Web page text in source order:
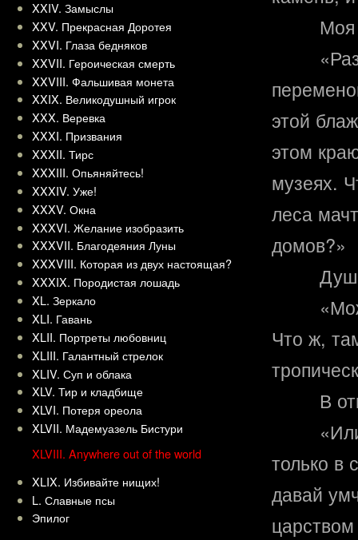
Моя
этой
этом
музеях.
леса
домов?»
Что ж,
В
только в
давай
XXIV. Замыслы
XXV. Прекрасная Доротея
XXVI. Глаза бедняков
XXVII. Героическая смерть
XXVIII. Фальшивая монета
XXIX. Великодушный игрок
XXX. Веревка
XXXI. Призвания
XXXII. Тирс
XXXIII. Опьяняйтесь!
XXXIV. Уже!
XXXV. Окна
XXXVI. Желание изобразить
XXXVII. Благодеяния Луны
XXXVIII. Которая из двух настоящая?
XXXIX. Породистая лошадь
XL. Зеркало
XLI. Гавань
XLII. Портреты любовниц
XLIII. Галантный стрелок
XLIV. Суп и облака
XLV. Тир и кладбище
XLVI. Потеря ореола
XLVII. Мадемуазель Бистури
XLVIII. Anywhere out of the world
XLIX. Избивайте нищих!
L. Славные псы
Эпилог